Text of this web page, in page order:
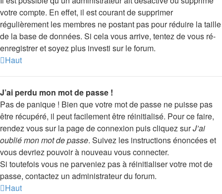
votre compte. En effet, il est courant de supprimer
régulièrement les membres ne postant pas pour réduire la taille
de la base de données. Si cela vous arrive, tentez de vous ré-
enregistrer et soyez plus investi sur le forum.
Haut
J’ai perdu mon mot de passe !
Pas de panique ! Bien que votre mot de passe ne puisse pas
être récupéré, il peut facilement être réinitialisé. Pour ce faire,
rendez vous sur la page de connexion puis cliquez surJ’ai
oublié mon mot de passe. Suivez les instructions énoncées et
vous devriez pouvoir à nouveau vous connecter.
Si toutefois vous ne parveniez pas à réinitialiser votre mot de
passe, contactez un administrateur du forum.
Haut